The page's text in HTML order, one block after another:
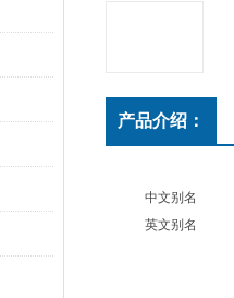
产品介绍：
中文别名
英文别名